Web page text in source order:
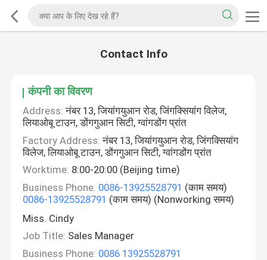
Contact Info
कंपनी का विवरण
Address: नंबर 13, जियांगयुआन रोड, जिंगक्सियांग विलेज,
लियाओबू टाउन, डोंगगुआन सिटी, ग्वांगडोंग प्रांत
Factory Address: नंबर 13, जियांगयुआन रोड, जिंगक्सियांग
विलेज, लियाओबू टाउन, डोंगगुआन सिटी, ग्वांगडोंग प्रांत
Worktime: 8:00-20:00 (Beijing time)
Business Phone: 0086-13925528791 (काम समय)
0086-13925528791 (काम समय) (Nonworking समय)
Miss. Cindy
Job Title: Sales Manager
Business Phone: 0086 13925528791